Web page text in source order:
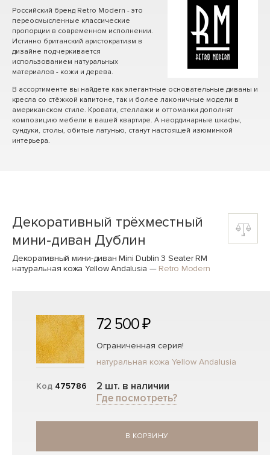
Российский бренд Retro Modern - это
переосмысленные классические
пропорции в современном исполнении.
Истинно британский аристократизм в
дизайне подчеркивается
использованием натуральных
материалов - кожи и дерева.
В ассортименте вы найдете как элегантные основательные диваны и
кресла со стёжкой капитоне, так и более лаконичные модели в
американском стиле. Кровати, стеллажи и оттоманки дополнят
композицию мебели в вашей квартире. А неординарные шкафы,
сундуки, столы, обитые латунью, станут настоящей изюминкой
интерьера.
Декоративный трёхместный
мини-диван Дублин
Декоративный мини-диван Mini Dublin 3 Seater RM
натуральная кожа Yellow Andalusia — Retro Modern
Код 475786
72 500 ₽
Ограниченная серия!
натуральная кожа Yellow Andalusia
2 шт. в наличии
Где посмотреть?
В КОРЗИНУ